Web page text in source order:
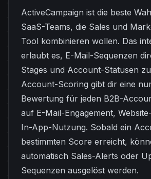
ActiveCampaign ist die beste
SaaS-Teams, die Sales und
Tool kombinieren wollen. Das
erlaubt es, E-Mail-Sequenzen
Stages und Account-Statusen
Account-Scoring gibt dir eine
Bewertung für jeden B2B-
auf E-Mail-Engagement,
In-App-Nutzung. Sobald ein
bestimmten Score erreicht,
automatisch Sales-Alerts oder
Sequenzen ausgelöst werden.